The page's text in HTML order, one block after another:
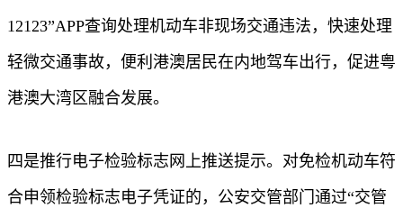
12123”APP查询处理机动车非现场交通违法，快速处理
轻微交通事故，便利港澳居民在内地驾车出行，促进粤
港澳大湾区融合发展。
四是推行电子检验标志网上推送提示。对免检机动车符
合申领检验标志电子凭证的，公安交管部门通过“交管